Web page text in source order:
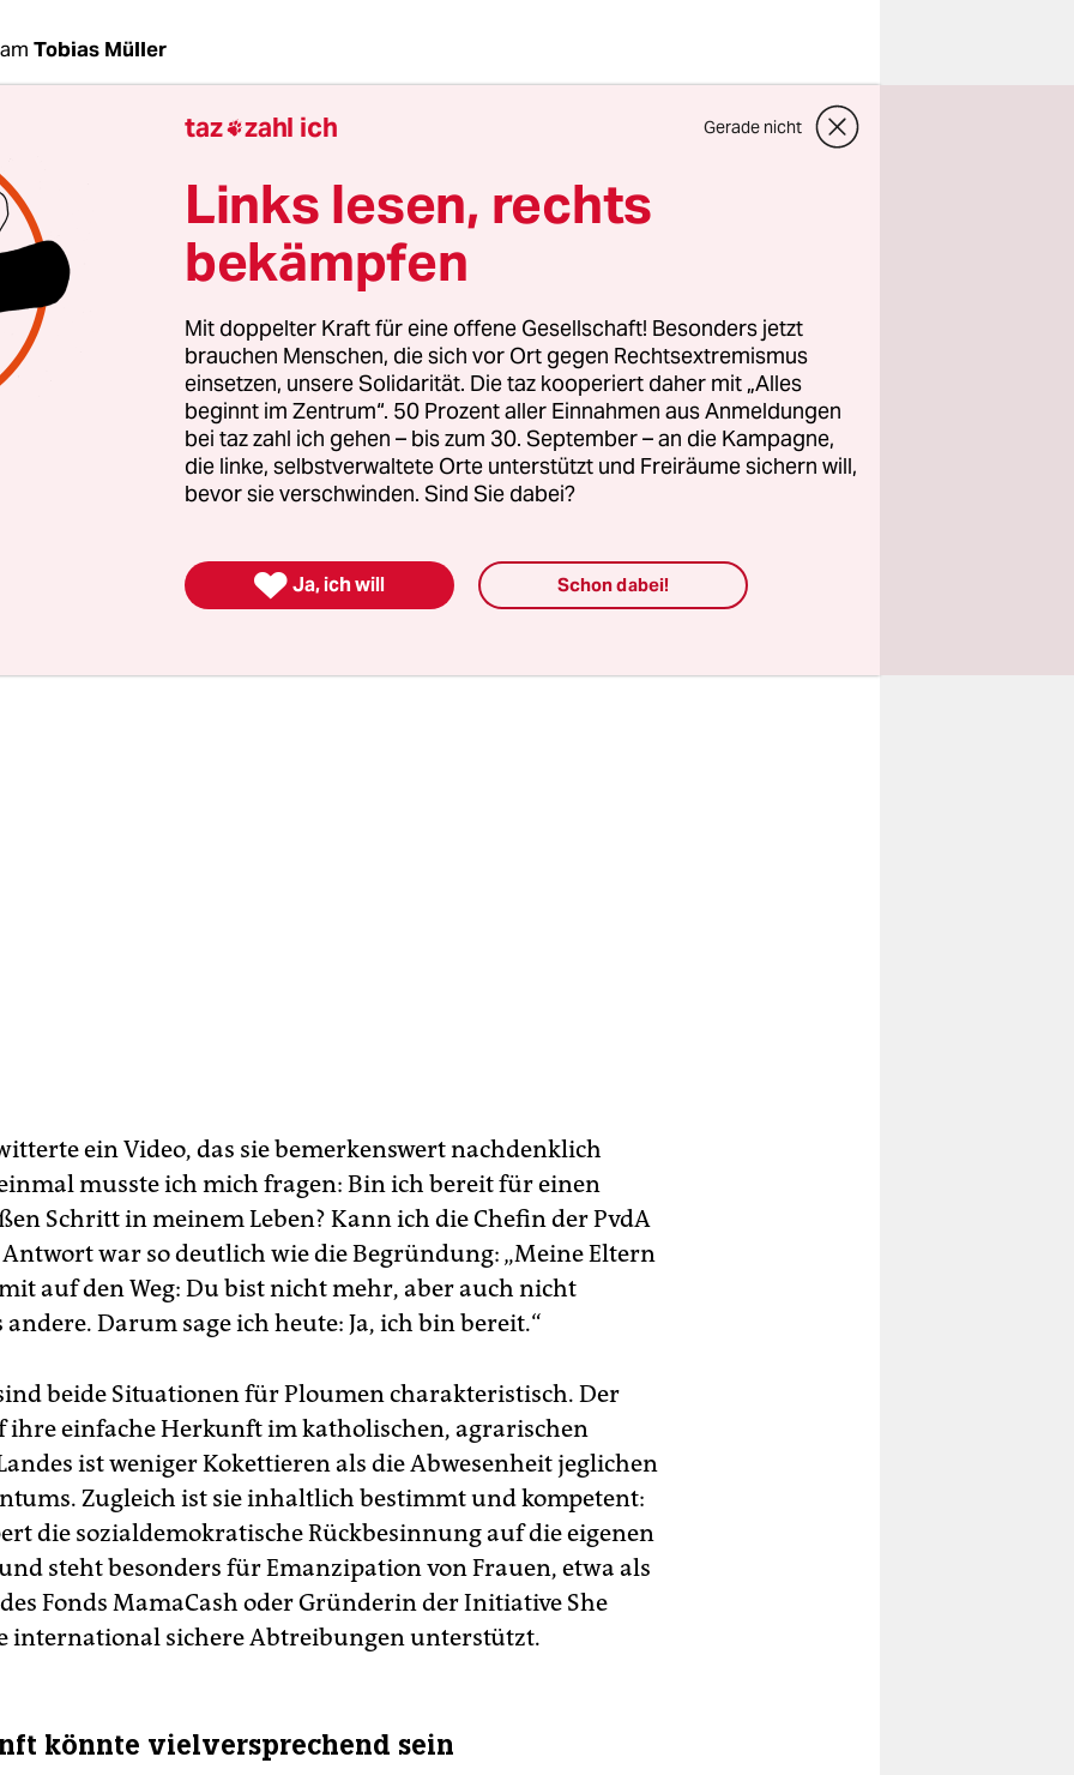
Tobias Müller
niederländischen Wahlkampfs verschärfte
Lilianne Ploumen den Ton. „Ich konstatiere, dass
und sein CDA die Leute nur noch mehr verunsichern
sie bei der letzten großen TV-Debatte am Montag dem
Kontrahenten Wopke Hoekstra vor. „Warum
bezahlen, wenn sie krank werden? Warum sollen sie
wenn sie arbeitslos werden? Das sind asoziale
und Sie sind ein Reserverad der Rechtskoalition.“
Unterschied zu Januar, als Ploumen unverhofft
der Partij van de Arbeid (PvdA) wurde. Die 58 Jahre
aus einer Maastrichter Bauernfamilie stammt, folgte
in den Kindergeldskandal verwickelt und hatte zu schweren
den Sozialdemokraten zu neuem Schwung zu verhelfen –
ein Video, das sie bemerkenswert nachdenklich
musste ich mich fragen: Bin ich bereit für einen
Schritt in meinem Leben? Kann ich die Chefin der PvdA
Antwort war so deutlich wie die Begründung: „Meine Eltern
auf den Weg: Du bist nicht mehr, aber auch nicht
Darum sage ich heute: Ja, ich bin bereit.“
beide Situationen für Ploumen charakteristisch. Der
ihre einfache Herkunft im katholischen, agrarischen
ist weniger Kokettieren als die Abwesenheit jeglichen
Zugleich ist sie inhaltlich bestimmt und kompetent:
die sozialdemokratische Rückbesinnung auf die eigenen
steht besonders für Emanzipation von Frauen, etwa als
Fonds MamaCash oder Gründerin der Initiative She
international sichere Abtreibungen unterstützt.
könnte vielversprechend sein
taz zahl ich Gerade nicht
Links lesen, rechts
bekämpfen
Mit doppelter Kraft für eine offene Gesellschaft! Besonders jetzt
brauchen Menschen, die sich vor Ort gegen Rechtsextremismus
einsetzen, unsere Solidarität. Die taz kooperiert daher mit „Alles
beginnt im Zentrum“. 50 Prozent aller Einnahmen aus Anmeldungen
bei taz zahl ich gehen – bis zum 30. September – an die Kampagne,
die linke, selbstverwaltete Orte unterstützt und Freiräume sichern will,
bevor sie verschwinden. Sind Sie dabei?
 Ja, ich will Schon dabei!